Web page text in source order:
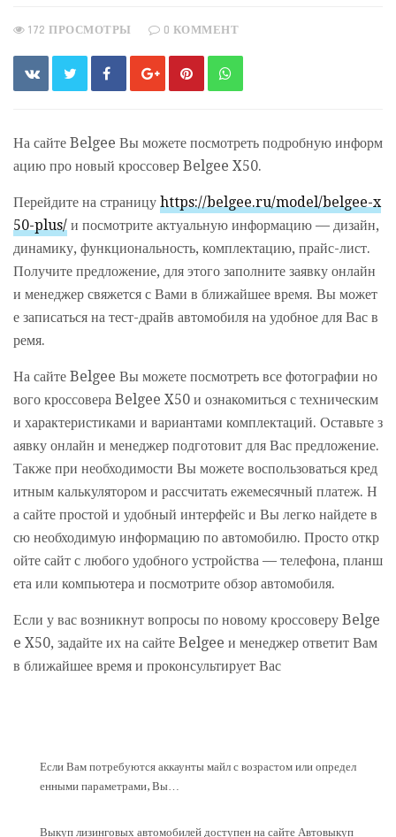
172 ПРОСМОТРЫ 0 КОММЕНТ
На сайте Belgee Вы можете посмотреть подробную информ
ацию про новый кроссовер Belgee X50.
Перейдите на страницу https://belgee.ru/model/belgee-x
50-plus/ и посмотрите актуальную информацию — дизайн,
динамику, функциональность, комплектацию, прайс-лист.
Получите предложение, для этого заполните заявку онлайн
и менеджер свяжется с Вами в ближайшее время. Вы может
е записаться на тест-драйв автомобиля на удобное для Вас в
ремя.
На сайте Belgee Вы можете посмотреть все фотографии но
вого кроссовера Belgee X50 и ознакомиться с техническим
и характеристиками и вариантами комплектаций. Оставьте з
аявку онлайн и менеджер подготовит для Вас предложение.
Также при необходимости Вы можете воспользоваться кред
итным калькулятором и рассчитать ежемесячный платеж. Н
а сайте простой и удобный интерфейс и Вы легко найдете в
сю необходимую информацию по автомобилю. Просто откр
ойте сайт с любого удобного устройства — телефона, планш
ета или компьютера и посмотрите обзор автомобиля.
Если у вас возникнут вопросы по новому кроссоверу Belge
e X50, задайте их на сайте Belgee и менеджер ответит Вам
в ближайшее время и проконсультирует Вас
Если Вам потребуются аккаунты майл с возрастом или определ
енными параметрами, Вы…
Выкуп лизинговых автомобилей доступен на сайте Автовыкуп